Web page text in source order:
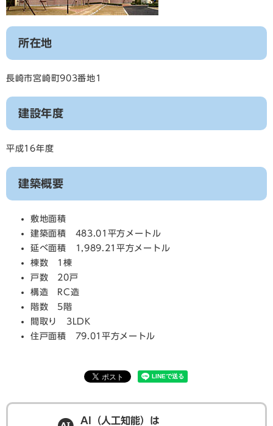
所在地
長崎市宮崎町903番地1
建設年度
平成16年度
建築概要
敷地面積
建築面積 483.01平方メートル
延べ面積 1,989.21平方メートル
棟数 1棟
戸数 20戸
構造 RC造
階数 5階
間取り 3LDK
住戸面積 79.01平方メートル
AI（人工知能）は